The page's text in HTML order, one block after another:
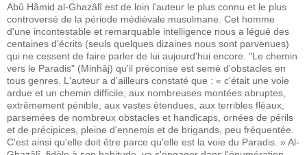
Abû Hâmid al-Ghazâlî est de loin l'auteur le plus connu et le plus
controversé de la période médiévale musulmane. Cet homme
d'une incontestable et remarquable intelligence nous a légué des
centaines d'écrits (seuls quelques dizaines nous sont parvenues)
qui ne cessent de faire parler de lui aujourd'hui encore. "Le chemin
vers le Paradis" (Minhâj) qu'il préconise est semé d'obstacles en
tous genres. L'auteur a d'ailleurs constaté que : « c'était une voie
ardue et un chemin difficile, aux nombreuses montées abruptes,
extrêmement pénible, aux vastes étendues, aux terribles fléaux,
parsemées de nombreux obstacles et handicaps, ornées de périls
et de précipices, pleine d'ennemis et de brigands, peu fréquentée.
C'est ainsi qu'elle doit être parce qu'elle est la voie du Paradis. » Al-